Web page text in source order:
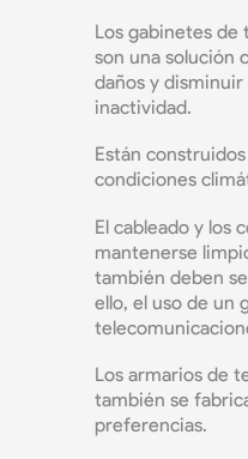
Los gabinetes de
son una solución
daños y
inactividad.
Están
condiciones
El cableado y los
mantenerse
también deben
ello, el uso de un
Los armarios de
también se
preferencias.